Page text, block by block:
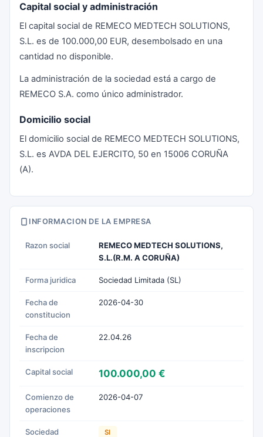
Capital social y administración
El capital social de REMECO MEDTECH SOLUTIONS,
S.L. es de 100.000,00 EUR, desembolsado en una
cantidad no disponible.
La administración de la sociedad está a cargo de
REMECO S.A. como único administrador.
Domicilio social
El domicilio social de REMECO MEDTECH SOLUTIONS,
S.L. es AVDA DEL EJERCITO, 50 en 15006 CORUÑA
(A).
INFORMACION DE LA EMPRESA
Razon social
REMECO MEDTECH SOLUTIONS,
S.L.(R.M. A CORUÑA)
Forma juridica Sociedad Limitada (SL)
Fecha de
constitucion
2026-04-30
Fecha de
inscripcion
22.04.26
Capital social 100.000,00 €
Comienzo de
operaciones
2026-04-07
Sociedad SI